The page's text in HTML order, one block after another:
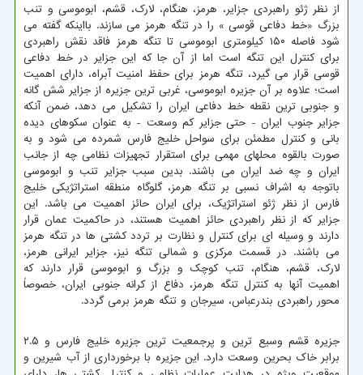
از نظر ژئو راهبردی جزایر، هرمز، هنگام، لارک، قشم، ابوموسی و تنب
بزرگ «خط دفاعی قوسی » را در تنگه هرمز می سازند. بااینکه گفته می
شود فاصله ۱۵۰ کیلومتری ابوموسی تا تنگه هرمز فاقد نقش راهبردی
برای کنترل این تنگه است اما از آن جا که این جزایر در خط دفاعی
قوسی قرار می گیرد، تنگه هرمز برای حفظ امنیت آبراه، دارای اهمیت
است؛ علاوه بر آن جزیره ابوموسی، غربی ترین جزیره از جزایر شش گانه
و جنوبی ترین نقطه خط دفاعی ایران را تشکیل می دهد، ضمن آنکه
جزایر جنوب ایران - حتی جزایر کم وسعت - به عنوان سکوهای دیده
بانی و کنترل مطمئن برای سواحل خلیج فارس شمرده می شود و به
صورت بالقوه محلهای مهمی برای استقرار تجهیزات نظامی چه از جانب
ایران و چه ضد ایران می باشند. بدین سبب جزایر تنب و ابوموسی
باتوجه به اشراف نسبی بر تنگه هرمز، گلوگاه منطقه استراتژیکی خلیج
فارس از نظر ژئو استراتژیک، برای ایران حائز اهمیت می باشد. این
جزایر که از نظر راهبردی حائز اهمیت هستند، در حاکمیت عمان قرار
دارند و وسیله ای برای کنترل و نظارت بر تردد کشتی ها در تنگه هرمز
می باشند. در قسمت مرکزی و شمالی تنگه نیز، جزایر ایرانی هرمز،
لارک، قشم، هنگام، تنب کوچک و بزرگ و ابوموسی قرار دارند که
اهمیت آنها به کنترل تنگه هرمز، دفاع از کرانه جنوبی ایران، خصوصاً
محور راهبردی بندرعباس، سیرجان و تنگه هرمز برمی گردد.
جزیره قشم وسیع ترین و پرجمعیت ترین جزیره خلیج فارس و ۲.۵
برابر خاک بحرین وسعت دارد. این جزیره با برخورداری از آب شیرین و